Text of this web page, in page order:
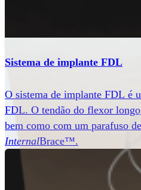
Sistema de implante FDL
O sistema de implante FDL é
FDL. O tendão do flexor
bem como com um parafuso
InternalBrace™.